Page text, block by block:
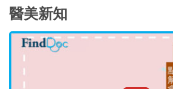
醫美新知